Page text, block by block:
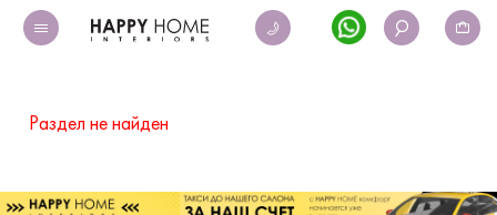
Раздел не найден